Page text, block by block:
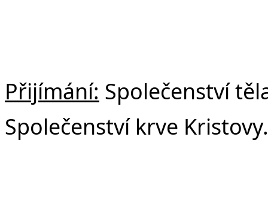
Přijímání: Společenství
Společenství krve Kristovy.